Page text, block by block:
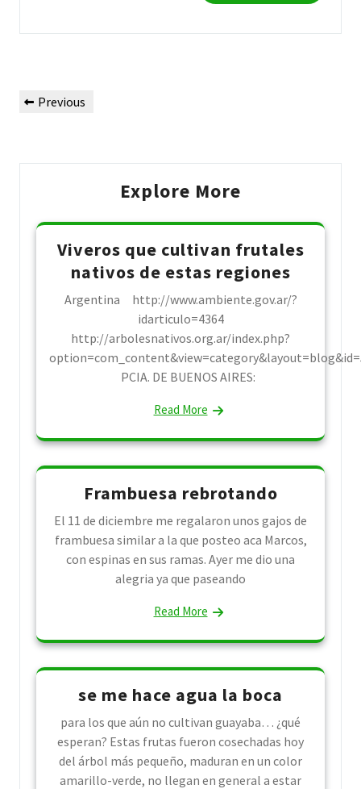
navigation
Previous
Previous
Explore More
Viveros que cultivan frutales
nativos de estas regiones
Argentina http://www.ambiente.gov.ar/?
idarticulo=4364
http://arbolesnativos.org.ar/index.php?
PCIA. DE BUENOS AIRES:
Read More
Frambuesa rebrotando
El 11 de diciembre me regalaron unos gajos de
frambuesa similar a la que posteo aca Marcos,
con espinas en sus ramas. Ayer me dio una
alegria ya que paseando
Read More
se me hace agua la boca
para los que aún no cultivan guayaba… ¿qué
esperan? Estas frutas fueron cosechadas hoy
del árbol más pequeño, maduran en un color
amarillo-verde, no llegan en general a estar